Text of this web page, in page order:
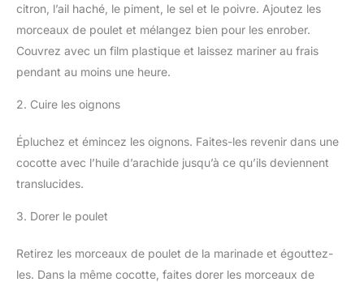
citron, l’ail haché, le piment, le sel et le poivre. Ajoutez les
morceaux de poulet et mélangez bien pour les enrober.
Couvrez avec un film plastique et laissez mariner au frais
pendant au moins une heure.
2. Cuire les oignons
Épluchez et émincez les oignons. Faites-les revenir dans une
cocotte avec l’huile d’arachide jusqu’à ce qu’ils deviennent
translucides.
3. Dorer le poulet
Retirez les morceaux de poulet de la marinade et égouttez-
les. Dans la même cocotte, faites dorer les morceaux de